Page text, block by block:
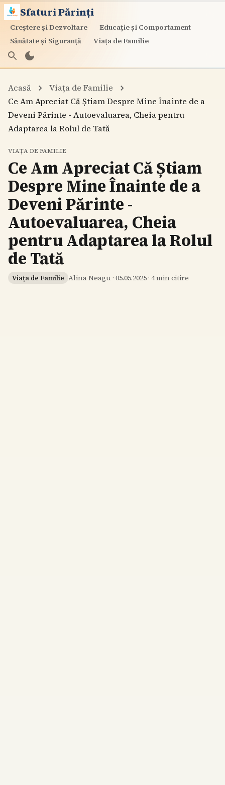
Sfaturi Părinți
Creștere și Dezvoltare
Educație și Comportament
Sănătate și Siguranță
Viața de Familie
Acasă
Viața de Familie
Ce Am Apreciat Că Știam Despre Mine Înainte de a
Deveni Părinte - Autoevaluarea, Cheia pentru
Adaptarea la Rolul de Tată
VIAȚA DE FAMILIE
Ce Am Apreciat Că Știam
Despre Mine Înainte de a
Deveni Părinte -
Autoevaluarea, Cheia
pentru Adaptarea la Rolul
de Tată
Viața de Familie Alina Neagu · 05.05.2025 · 4min citire